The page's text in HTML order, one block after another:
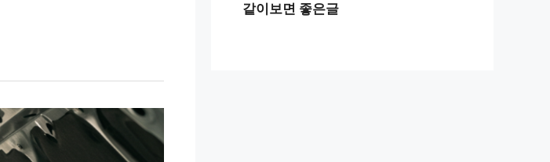
같이보면 좋은글